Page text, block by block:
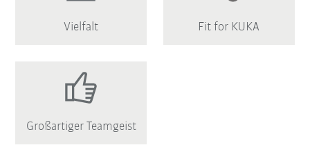
Vielfalt Fit for KUKA
Großartiger Teamgeist